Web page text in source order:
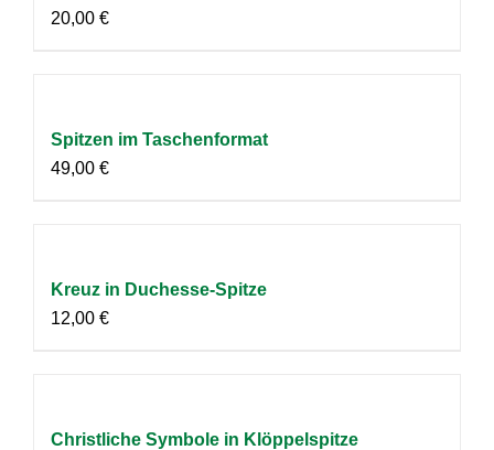
20,00 €
Spitzen im Taschenformat
49,00 €
Kreuz in Duchesse-Spitze
12,00 €
Christliche Symbole in Klöppelspitze